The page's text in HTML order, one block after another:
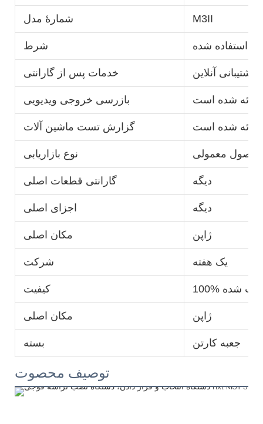
شمارۀ مدل M3II
شرط استفاده شده
خدمات پس از گارانتی پشتیبانی آنلاین
بازرسی خروجی ویدیویی ارائه شده است
گزارش تست ماشین آلات ارائه شده است
نوع بازاریابی معمولی
گارانتی قطعات اصلی دیگه
اجزای اصلی دیگه
مکان اصلی ژاپن
شرکت یک هفته
کیفیت تست شده
مکان اصلی ژاپن
بسته جعبه کارتن
توصیف محصوت